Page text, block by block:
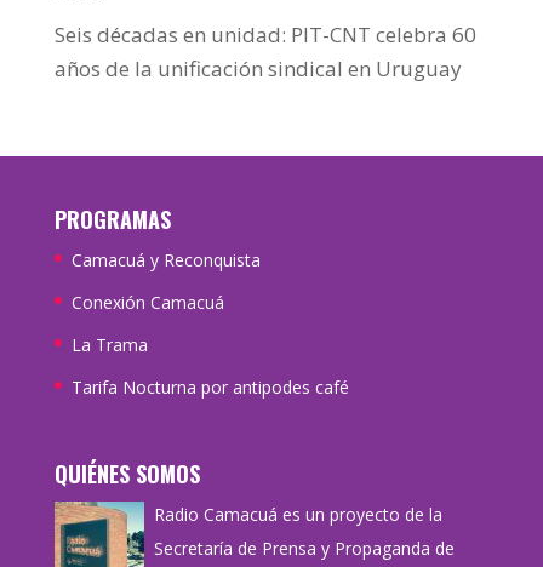
Seis décadas en unidad: PIT-CNT celebra 60
años de la unificación sindical en Uruguay
PROGRAMAS
Camacuá y Reconquista
Conexión Camacuá
La Trama
Tarifa Nocturna por antipodes café
QUIÉNES SOMOS
Radio Camacuá es un proyecto de la
Secretaría de Prensa y Propaganda de